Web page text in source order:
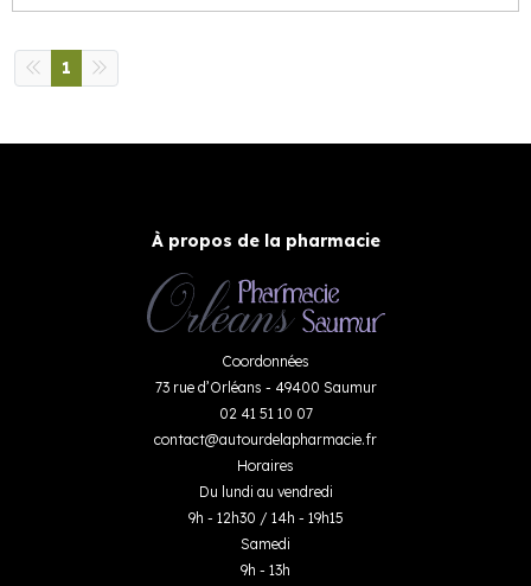
1
À propos de la pharmacie
Coordonnées
73 rue d’Orléans - 49400 Saumur
02 41 51 10 07
contact@autourdelapharmacie.fr
Horaires
Du lundi au vendredi
9h - 12h30 / 14h - 19h15
Samedi
9h - 13h